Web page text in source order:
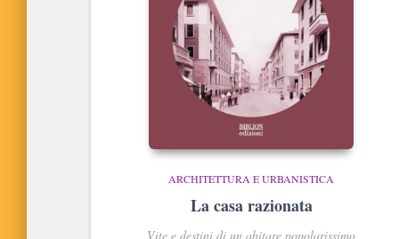
ARCHITETTURA E URBANISTICA
La casa razionata
Vite e destini di un abitare popolarissimo